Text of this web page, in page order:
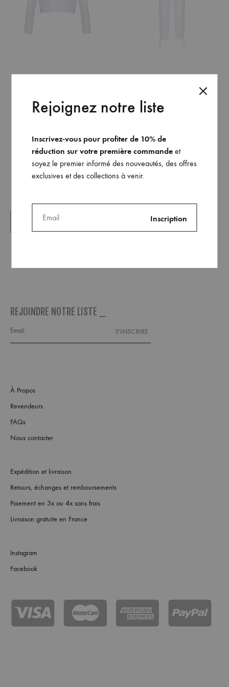
Crop top à encolure dégagée et manches longues
Pantalon large lacé sur les côtés
REJOINDRE NOTRE LISTE _
À Propos
Revendeurs
FAQs
Nous contacter
Expédition et livraison
Retours, échanges et remboursements
Paiement en 3x ou 4x sans frais
Livraison gratuite en France
Instagram
Facebook
Rejoignez notre liste
Inscrivez-vous pour profiter de 10% de
réduction sur votre première commande et
soyez le premier informé des nouveautés, des offres
exclusives et des collections à venir.